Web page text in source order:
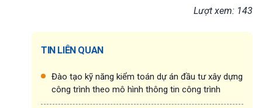
Lượt xem: 143
TIN LIÊN QUAN
Đào tạo kỹ năng kiểm toán dự án đầu tư xây dựng
công trình theo mô hình thông tin công trình